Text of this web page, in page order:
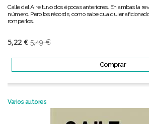
Calle del Aire tuvo dos épocas anteriores. En ambas la
número. Pero los récords, como sabe cualquier
romperlos.
5,22 € 5,49 €
Comprar
Varios autores